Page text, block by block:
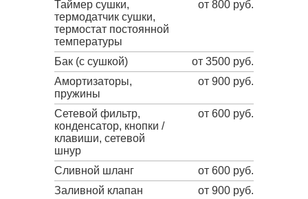
Таймер сушки,
термодатчик сушки,
термостат постоянной
температуры
от 800 руб.
Бак (с сушкой)
от 3500 руб.
Амортизаторы,
пружины
от 900 руб.
Сетевой фильтр,
конденсатор, кнопки /
клавиши, сетевой
шнур
от 600 руб.
Сливной шланг
от 600 руб.
Заливной клапан
от 900 руб.